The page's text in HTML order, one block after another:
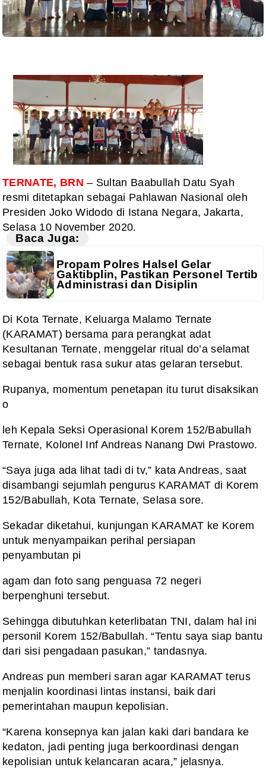
TERNATE, BRN – Sultan Baabullah Datu Syah
resmi ditetapkan sebagai Pahlawan Nasional oleh
Presiden Joko Widodo di Istana Negara, Jakarta,
Selasa 10 November 2020.
Baca Juga:
Propam Polres Halsel Gelar
Gaktibplin, Pastikan Personel Tertib
Administrasi dan Disiplin
Di Kota Ternate, Keluarga Malamo Ternate
(KARAMAT) bersama para perangkat adat
Kesultanan Ternate, menggelar ritual do’a selamat
sebagai bentuk rasa sukur atas gelaran tersebut.
Rupanya, momentum penetapan itu turut disaksikan
o
leh Kepala Seksi Operasional Korem 152/Babullah
Ternate, Kolonel Inf Andreas Nanang Dwi Prastowo.
“Saya juga ada lihat tadi di tv,” kata Andreas, saat
disambangi sejumlah pengurus KARAMAT di Korem
152/Babullah, Kota Ternate, Selasa sore.
Sekadar diketahui, kunjungan KARAMAT ke Korem
untuk menyampaikan perihal persiapan
penyambutan pi
agam dan foto sang penguasa 72 negeri
berpenghuni tersebut.
Sehingga dibutuhkan keterlibatan TNI, dalam hal ini
personil Korem 152/Babullah. “Tentu saya siap bantu
dari sisi pengadaan pasukan,” tandasnya.
Andreas pun memberi saran agar KARAMAT terus
menjalin koordinasi lintas instansi, baik dari
pemerintahan maupun kepolisian.
“Karena konsepnya kan jalan kaki dari bandara ke
kedaton, jadi penting juga berkoordinasi dengan
kepolisian untuk kelancaran acara,” jelasnya.